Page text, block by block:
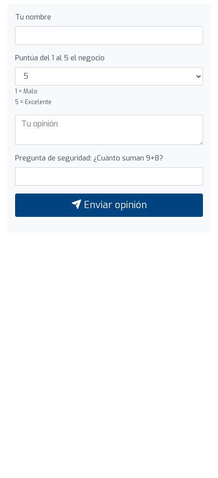
Tu nombre
Puntúa del 1 al 5 el negocio
1 = Malo
5 = Excelente
Pregunta de seguridad: ¿Cuánto suman 9+8?
Enviar opinión